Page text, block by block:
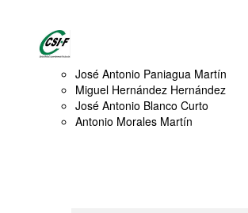
José Antonio Paniagua Martín
Miguel Hernández Hernández
José Antonio Blanco Curto
Antonio Morales Martín